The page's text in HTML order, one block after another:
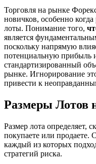
Торговля на рынке
новичков, особенно
лоты. Понимание того,
является
поскольку напрямую
потенциальную прибыль
стандартизированный
рынке. Игнорирование
привести к
Размеры Лотов
Размер лота определяет,
покупаете или продаете.
каждый из которых
стратегий риска.